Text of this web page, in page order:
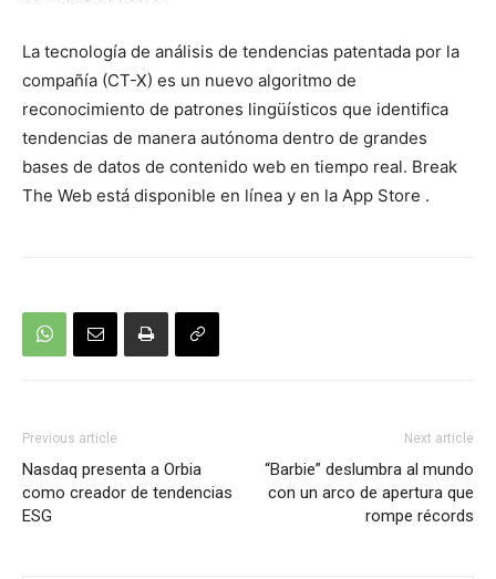
La tecnología de análisis de tendencias patentada por la
compañía (CT-X) es un nuevo algoritmo de
reconocimiento de patrones lingüísticos que identifica
tendencias de manera autónoma dentro de grandes
bases de datos de contenido web en tiempo real. Break
The Web está disponible en línea y en la App Store .
Previous article
Nasdaq presenta a Orbia
como creador de tendencias
ESG
Next article
“Barbie” deslumbra al mundo
con un arco de apertura que
rompe récords